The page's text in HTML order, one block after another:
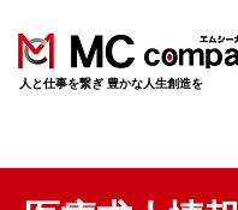
​人と仕事を繋ぎ 豊かな人生創造を